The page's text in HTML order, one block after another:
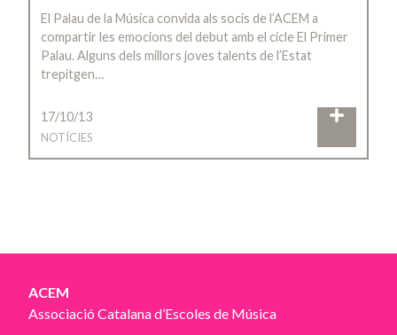
El Palau de la Música convida als socis de l’ACEM a
compartir les emocions del debut amb el cicle El Primer
Palau. Alguns dels millors joves talents de l’Estat
trepitgen…
17/10/13
NOTÍCIES
ACEM
Associació Catalana d’Escoles de Música